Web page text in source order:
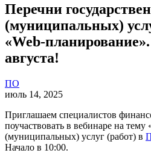
Перечни
(муниципальных)
«Web-
августа!
ПО
июль 14, 2025
Приглашаем специалистов
поучаствовать в вебинаре на
(муниципальных) услуг (работ) в
Начало в 10:00.